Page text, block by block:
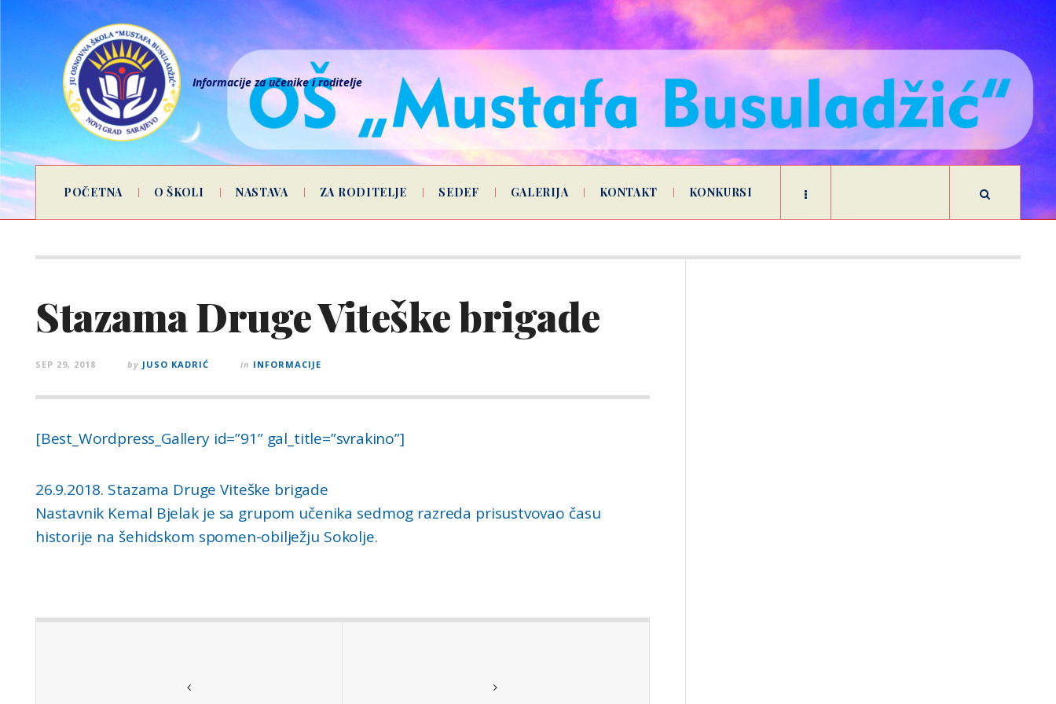
Informacije za učenike i roditelje
POČETNA O ŠKOLI NASTAVA ZA RODITELJE SEDEF GALERIJA KONTAKT KONKURSI
Stazama Druge Viteške brigade
SEP 29, 2018 by JUSO KADRIĆ in INFORMACIJE
[Best_Wordpress_Gallery id=”91” gal_title=”svrakino”]
26.9.2018. Stazama Druge Viteške brigade
Nastavnik Kemal Bjelak je sa grupom učenika sedmog razreda prisustvovao času
historije na šehidskom spomen-obilježju Sokolje.